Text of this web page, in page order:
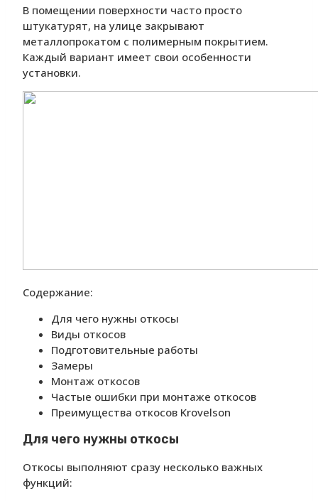
В помещении поверхности часто просто
штукатурят, на улице закрывают
металлопрокатом с полимерным покрытием.
Каждый вариант имеет свои особенности
установки.
Содержание:
Для чего нужны откосы
Виды откосов
Подготовительные работы
Замеры
Монтаж откосов
Частые ошибки при монтаже откосов
Преимущества откосов Krovelson
Для чего нужны откосы
Откосы выполняют сразу несколько важных
функций: